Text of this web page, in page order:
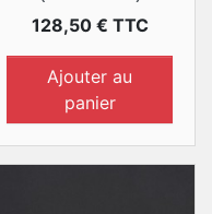
Prix
128,50 € TTC
Ajouter au
panier